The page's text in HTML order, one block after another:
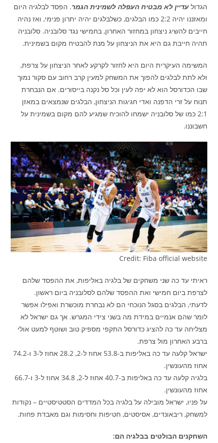
הגדולעדיין לא מבטיח העפלה לשמינית הגמר. הפסד לבלגיה היום
ומאזננו יהיה 2:2 כמו הבלגים, כשלבלגים יהיה יתרון פנימי, ואז נהיה
חייבים להשיג ניצחון במחזור האחרון, בחמישי נגד סלובניה. סלובניה
תהיה חייבת גם היא את הניצחון על מנת להבטיח מקום בשמינית.
המשימה העיקרית היום היא לחזור לקרקע לאחר הניצחון על צרפת,
ולא לתת לבלגים להפוך את המשחק למעין קרב רחוב עם סקור נמוך
שבו הכדורסל הוא לא יפה לעין וכל סל נקנה בייסורים. אם הנבחרת
תנוח על זרי הדפנה ואדי חגיגות הניצחון, הבלגים שנמצאים במאזן
2:1 כמו של סלובניה ישמחו להוכיח שמגיע להם מקום בשמינית על
חשבוננו.
Credit: Fiba official website
ראיתי עד כה שני משחקים של בלגיה באליפות, את ההפסד שלהם
לצרפת ביום חמישי ואת ההפסד שלהם לסלובניה ביום ראשון.
לדעתי, הבלגים בסגל הנוכחי הם לא נבחרת מוכשרת ואפילו אפשר
לומר שהם אנמיים במידת מה בשני צידי המגרש. אך גם ישראל לא
מצליחה עד כה להציג כדורסל התקפי מספיק טוב ושוטף למעט אולי
ברבע האחרון מול צרפת.
ישראל קלעה עד כה באליפות ב-53.8 אחוז ל-2, 28.2 אחוז ל-3 ו-74.2
אחוז מהעונשין.
בלגיה קלעה עד כה באליפות ב-40.7 אחוז ל-2, 34.8 אחוז ל-3 ו-66.7
אחוז מהעונשין.
על פניו, ישראל מובילה על בלגיה בכל המדדים הסטטיסטיים – נקודות
למשחק, ריבאונדים, אסיסטים, חטיפות וחסימות וגם מאבדת פחות.
השחקנים הבולטים בבלגיה הם: